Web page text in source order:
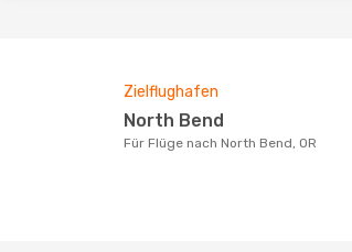
Zielflughafen
North Bend
Für Flüge nach North Bend, OR